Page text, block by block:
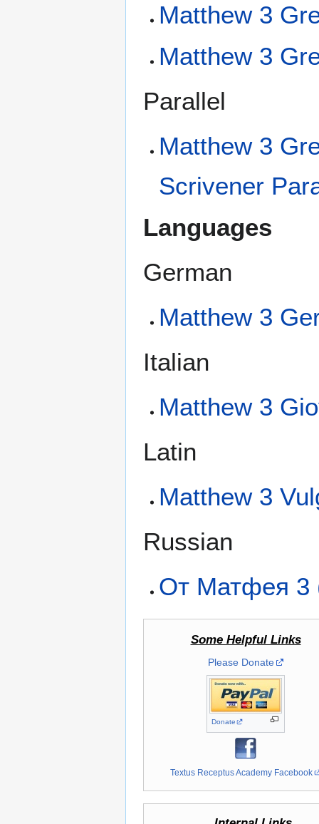
Matthew 3
Matthew 3
Parallel
Matthew 3
Scrivener
Languages
German
Matthew 3
Italian
Matthew 3
Latin
Matthew 3
Russian
От Матфея 3
Some Helpful Links
Please Donate
Donate
Textus Receptus Academy Facebook